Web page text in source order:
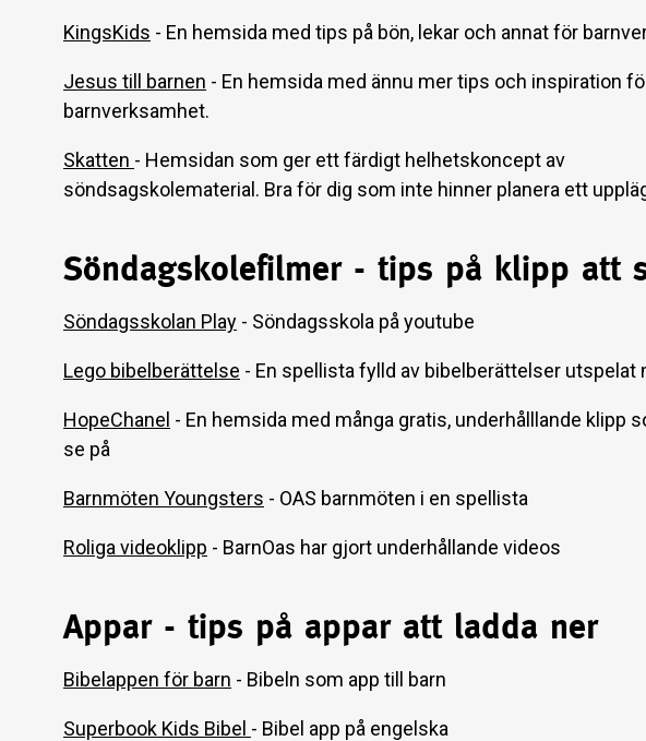
KingsKids - En hemsida med tips på bön, lekar och annat för
Jesus till barnen - En hemsida med ännu mer tips och inspiration
barnverksamhet.
Skatten - Hemsidan som ger ett färdigt helhetskoncept av
söndsagskolematerial. Bra för dig som inte hinner planera ett
Söndagskolefilmer - tips på klipp att
Söndagsskolan Play- Söndagsskola på youtube
Lego bibelberättelse - En spellista fylld av bibelberättelser utspelat
HopeChanel - En hemsida med många gratis, underhålllande klipp
se på
Barnmöten Youngsters - OAS barnmöten i en spellista
Roliga videoklipp - BarnOas har gjort underhållande videos
Appar - tips på appar att ladda ner
Bibelappen för barn - Bibeln som app till barn
Superbook Kids Bibel - Bibel app på engelska